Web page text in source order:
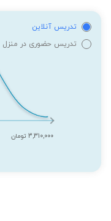
تدریس آنلاین
تدریس حضوری در منزل
3,310,000 تومان